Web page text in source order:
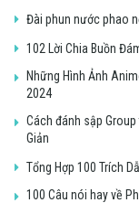
Đài phun nước phao
102 Lời Chia Buồn
Những Hình Ảnh
2024
Cách đánh sập
Giản
Tổng Hợp 100 Trích
100 Câu nói hay về